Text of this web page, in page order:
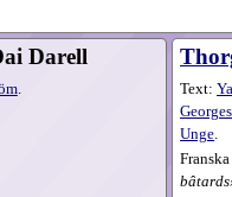
Darell
.
Text:
Georges
Unge.
bâtards